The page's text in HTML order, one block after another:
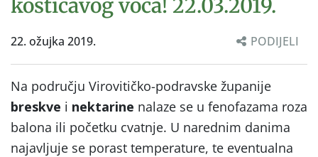
koštičavog voća! 22.03.2019.
22. ožujka 2019. PODIJELI
Na području Virovitičko-podravske županije
breskve i nektarine nalaze se u fenofazama roza
balona ili početku cvatnje. U narednim danima
najavljuje se porast temperature, te eventualna